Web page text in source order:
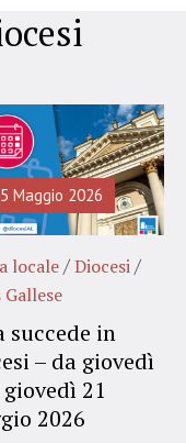
Maggio 2026
locale/Diocesi/
succede in
– da giovedì
giovedì 21
2026